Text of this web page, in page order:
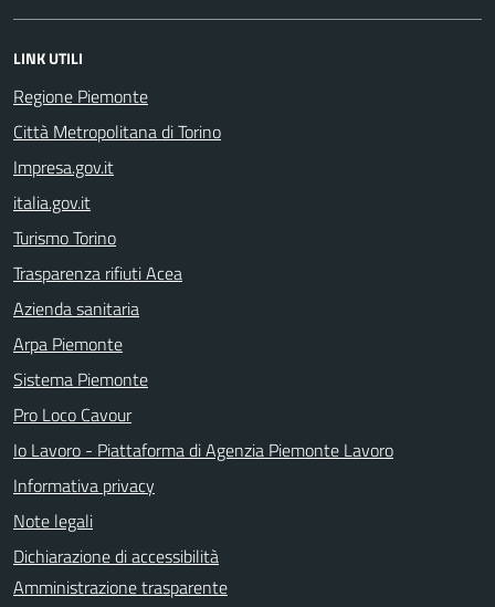
LINK UTILI
Regione Piemonte
Città Metropolitana di Torino
Impresa.gov.it
italia.gov.it
Turismo Torino
Trasparenza rifiuti Acea
Azienda sanitaria
Arpa Piemonte
Sistema Piemonte
Pro Loco Cavour
Io Lavoro - Piattaforma di Agenzia Piemonte Lavoro
Informativa privacy
Note legali
Dichiarazione di accessibilità
Amministrazione trasparente